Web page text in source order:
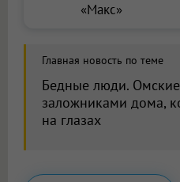
«Макс»
Главная новость по теме
Бедные люди. Омские
заложниками дома,
на глазах